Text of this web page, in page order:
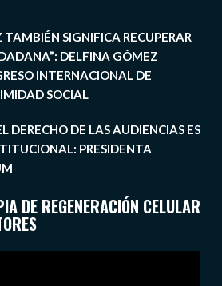
TAMBIÉN SIGNIFICA RECUPERAR
DELFINA GÓMEZ
INTERNACIONAL DE
SOCIAL
DERECHO DE LAS AUDIENCIAS ES
PRESIDENTA
DE REGENERACIÓN CELULAR